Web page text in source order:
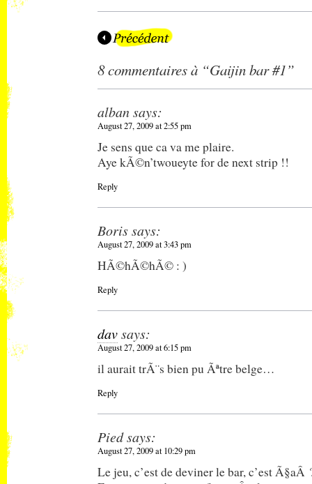
8 commentaires à “Gaijin bar #1”
albansays:
August 27, 2009 at 2:55 pm
Je sens que ca va me plaire.
Aye kÃ©n’twoueyte for de next strip !!
Reply
Borissays:
August 27, 2009 at 3:43 pm
HÃ©hÃ©hÃ© : )
Reply
davsays:
August 27, 2009 at 6:15 pm
il aurait trÃ¨s bien pu Ãªtre belge…
Reply
Piedsays:
August 27, 2009 at 10:29 pm
Le jeu, c’est de deviner le bar, c’est Ã§aÂ